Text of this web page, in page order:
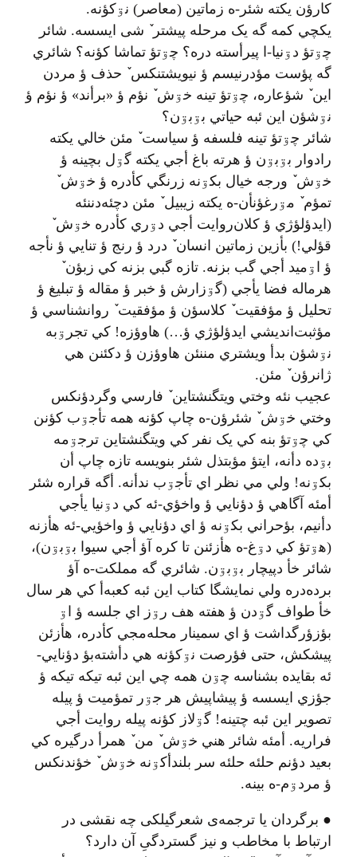
کارؤن یکته شئر-ه زماتین (معاصر) نۊکؤنه.
یکچي کمه گه یک مرحله پیشتر ٚ شی ایسسه. شائر
چۊتؤ دۊنیا-ا پیرأسته دره؟ چۊتؤ تماشا کؤنه؟ شائري
گه پؤست مؤدرنیسم ؤ نیویشتنکس‌ ٚ حذف ؤ مردن
این ٚ شؤعاره، چۊتؤ تینه خۊش ٚ نؤم ؤ «برأند» ؤ نؤم ؤ
نۊشؤن این ئبه حیاتي بۊبۊن؟
شائر چۊتؤ تینه فلسفه ؤ سیاست ٚ مئن خالي یکته
رادوار بۊبۊن ؤ هرته باغ أجي یکته گۊل بچینه ؤ
خۊش‌ ٚ ورجه خیال بکۊنه زرنگي کأدره ؤ خۊش ٚ
تمؤم ٚ مۊرغؤنأن-ه یکته زیبیل ٚ مئن دچئه‌دننئه
(ایدؤلؤژي ؤ کلان‌روایت أجي دۊري کأدره خۊش ٚ
قؤلي!) بأزین زماتین انسان ٚ درد ؤ رنج ؤ تنایي ؤ نأجه
ؤ اۊمید أجي گب بزنه. تازه گبي بزنه کي زبؤن ٚ
هرماله فضا يأجي (گۊزارش ؤ خبر ؤ مقاله ؤ تبلیغ ؤ
تحلیل ؤ مؤفقیت ٚ کلاسؤن ؤ مؤفقیت ٚ روانشناسي ؤ
مؤثبت‌اندیشي ایدؤلؤژي ؤ…) هاوؤزه! کي تجرۊبه
نۊشؤن بدأ ويشتري مننئن هاوؤزن ؤ دکئنن هي
ژانرؤن ٚ مئن.
عجیب نئه وختي ویتگنشتاین ٚ فارسي وگردؤنکس
وختي خۊش ٚ شئرؤن-ه چاپ کؤنه همه تأجۊب کؤنن
کي چۊتؤ بنه کي یک نفر کي ویتگنشتاین ترجۊمه
بۊده دأنه، ایتؤ مؤبتذل شئر بنویسه تازه چاپ أن
بکۊنه! ولي مي نظر اي تأجۊب ندأنه. أگه قراره شئر
أمئه آگاهي ؤ دؤنایي ؤ واخؤي-ئه کي دۊنیا يأجي
دأنیم، بؤحراني بکۊنه ؤ اي دؤنایي ؤ واخؤیي-ئه هأزنه
(هۊتؤ کي دۊغ-ه هأزئنن تا کره آؤ أجي سیوا بۊبۊن)،
شائر خأ دپیچار بۊبۊن. شائري گه مملکت-ه آؤ
برده‌دره ولي نمایشگا کتاب این ئبه کعبه‌أ کي هر سال
خأ طواف گۊدن ؤ هفته هف رۊز اي جلسه ؤ اۊ
بؤزؤرگداشت ؤ اي سمینار محله‌مجي کأدره، هأزئن
پیشکش، حتی فؤرصت نۊکؤنه هي دأشته‌بؤ دؤنایي-
ئه بقایده بشناسه چۊن همه چي این ئبه تیکه تیکه ؤ
جؤزي ایسسه ؤ پیشاپیش هر جۊر تمؤميت ؤ پیله
تصویر این ئبه چتینه! گۊلاز کؤنه پيله روايت أجي
فراريه. أمئه شائر هني خۊش ٚ من ٚ همرأ درگيره کي
بعيد دؤنم حلئه حلئه سر بلندأکۊنه خۊش ٚ خؤندنکس
ؤ مردۊم-ه بينه.
● برگردان یا ترجمه‌ی شعرگیلکی چه نقشی در
ارتباط با مخاطب و نیز گستردگیِ آن دارد؟